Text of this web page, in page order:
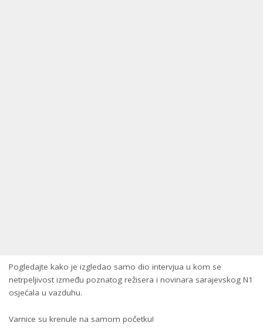
Pogledajte kako je izgledao samo dio intervjua u kom se
netrpeljivost između poznatog režisera i novinara sarajevskog N1
osjećala u vazduhu.
Varnice su krenule na samom početku!